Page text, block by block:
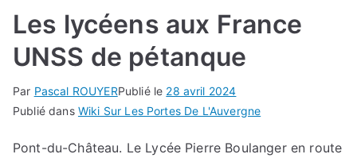
Les lycéens aux France
UNSS de pétanque
Par Pascal ROUYERPublié le 28 avril 2024
Publié dans Wiki Sur Les Portes De L'Auvergne
Pont-du-Château. Le Lycée Pierre Boulanger en route